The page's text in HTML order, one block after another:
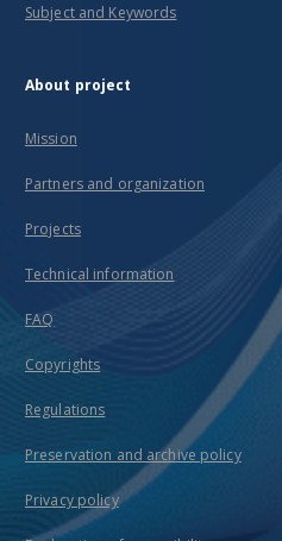
Subject and Keywords
About project
Mission
Partners and organization
Projects
Technical information
FAQ
Copyrights
Regulations
Preservation and archive policy
Privacy policy